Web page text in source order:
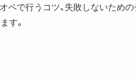
ペで行うコツ、失敗しないため
す。